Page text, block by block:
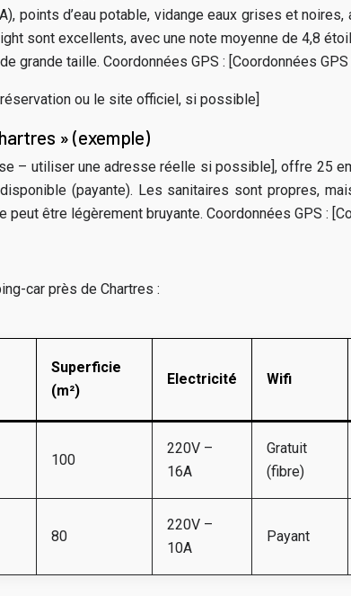
points d’eau potable, vidange eaux grises et
sont excellents, avec une note moyenne de 4,8
grande taille. Coordonnées GPS : [Coordonnées
ou le site officiel, si possible]
» (exemple)
– utiliser une adresse réelle si possible], offre 25
(payante). Les sanitaires sont propres,
être légèrement bruyante. Coordonnées GPS :
car près de Chartres :
Superficie
(m²)
Electricité Wifi
100
220V –
16A
Gratuit
(fibre)
80
220V –
10A
Payant